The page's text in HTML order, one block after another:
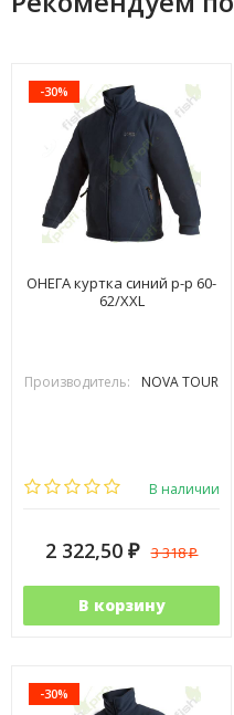
-30%
ОНЕГА куртка синий р-р 60-
62/XXL
Производитель: NOVA TOUR
В наличии
2 322,50 ₽ 3 318₽
В корзину
-30%